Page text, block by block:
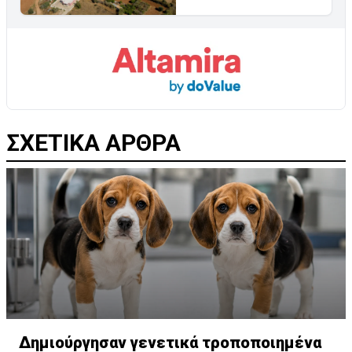
ΣΧΕΤΙΚΑ ΑΡΘΡΑ
Δημιούργησαν γενετικά τροποποιημένα